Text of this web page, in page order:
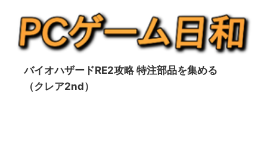
バイオハザードRE2攻略 特注部品を集める
（クレア2nd）